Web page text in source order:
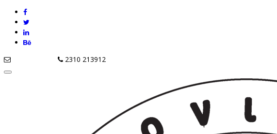
2310 213912